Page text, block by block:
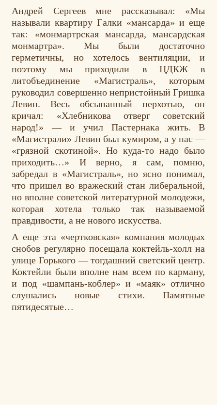
Андрей Сергеев мне рассказывал: «Мы
называли квартиру Галки «мансарда» и еще
так: «монмартрская мансарда, мансардская
монмартра». Мы были достаточно
герметичны, но хотелось вентиляции, и
поэтому мы приходили в ЦДКЖ в
литобъединение «Магистраль», которым
руководил совершенно непристойный Гришка
Левин. Весь обсыпанный перхотью, он
кричал: «Хлебникова отверг советский
народ!» — и учил Пастернака жить. В
«Магистрали» Левин был кумиром, а у нас —
«грязной скотиной». Но куда-то надо было
приходить…» И верно, я сам, помню,
забредал в «Магистраль», но ясно понимал,
что пришел во вражеский стан либеральной,
но вполне советской литературной молодежи,
которая хотела только так называемой
правдивости, а не нового искусства.
А еще эта «чертковская» компания молодых
снобов регулярно посещала коктейль-холл на
улице Горького — тогдашний светский центр.
Коктейли были вполне нам всем по карману,
и под «шампань-коблер» и «маяк» отлично
слушались новые стихи. Памятные
пятидесятые…